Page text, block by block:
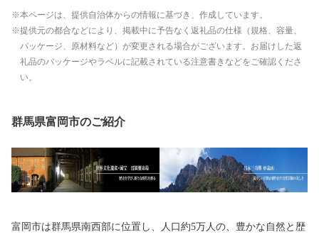
本ページは、提供自治体からの情報に基づき、作成しています。
提供元の都合などにより、掲載中に予告なく返礼品の仕様（規格、容量、
パッケージ、原材料など）が変更される場合がございます。お届けした返
礼品のパッケージやラベルに記載されている注意書きなどをご確認くださ
い。
群馬県富岡市のご紹介
富岡市は群馬県南西部に位置し、人口約5万人の、豊かな自然と歴